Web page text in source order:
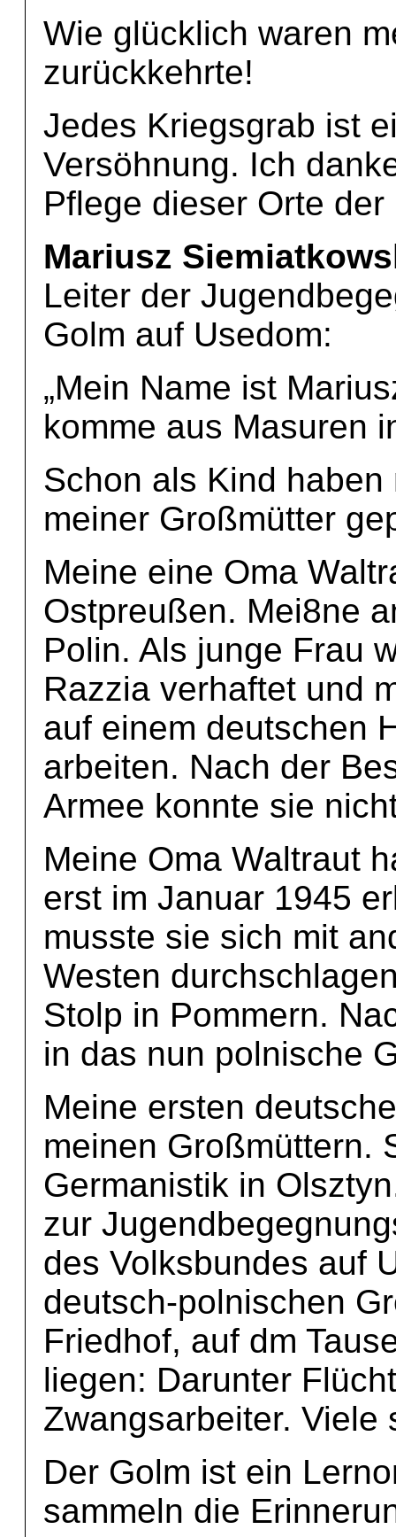
Wie glücklich waren
zurückkehrte!
Jedes Kriegsgrab ist
Versöhnung. Ich
Pflege dieser Orte der
Mariusz
Leiter der
Golm auf Usedom:
„Mein Name ist
komme aus Masuren
Schon als Kind
meiner Großmütter
Meine eine Oma
Ostpreußen. Mei8ne
Polin. Als junge Frau
Razzia verhaftet und
auf einem deutschen
arbeiten. Nach der
Armee konnte sie
Meine Oma Waltraut
erst im Januar 1945
musste sie sich mit
Westen
Stolp in Pommern.
in das nun polnische
Meine ersten
meinen Großmüttern.
Germanistik in
zur
des Volksbundes auf
deutsch-polnischen
Friedhof, auf dm
liegen: Darunter
Zwangsarbeiter.
Der Golm ist ein
sammeln die